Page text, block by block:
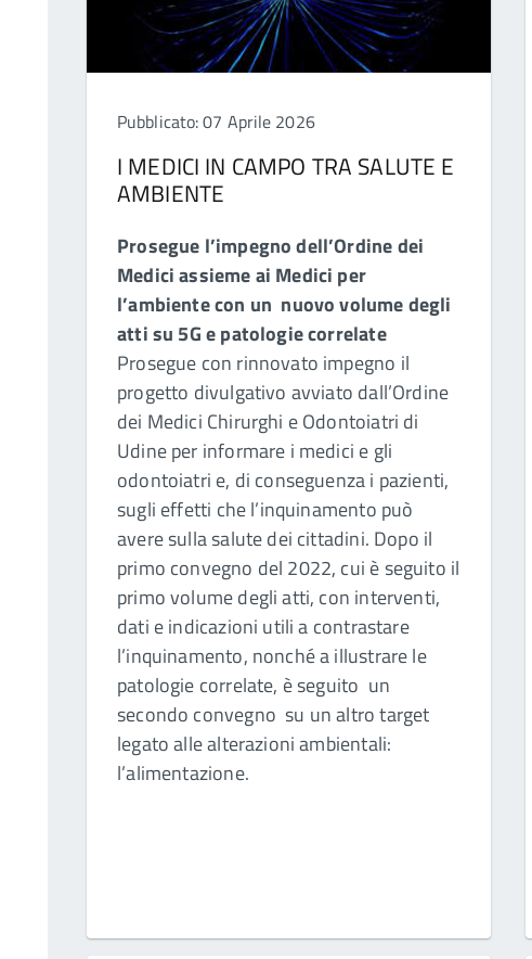
Pubblicato: 07 Aprile 2026
I MEDICI IN CAMPO TRA SALUTE E
AMBIENTE
Prosegue l’impegno dell’Ordine dei
Medici assieme ai Medici per
l’ambiente con un nuovo volume degli
atti su 5G e patologie correlate
Prosegue con rinnovato impegno il
progetto divulgativo avviato dall’Ordine
dei Medici Chirurghi e Odontoiatri di
Udine per informare i medici e gli
odontoiatri e, di conseguenza i pazienti,
sugli effetti che l’inquinamento può
avere sulla salute dei cittadini. Dopo il
primo convegno del 2022, cui è seguito il
primo volume degli atti, con interventi,
dati e indicazioni utili a contrastare
l’inquinamento, nonché a illustrare le
patologie correlate, è seguito un
secondo convegno su un altro target
legato alle alterazioni ambientali:
l’alimentazione.